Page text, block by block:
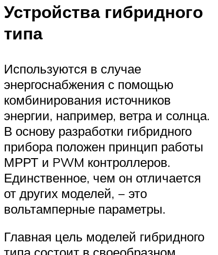
Устройства гибридного
типа
Используются в случае
энергоснабжения с помощью
комбинирования источников
энергии, например, ветра и солнца.
В основу разработки гибридного
прибора положен принцип работы
МРРТ и PWM контроллеров.
Единственное, чем он отличается
от других моделей, − это
вольтамперные параметры.
Главная цель моделей гибридного